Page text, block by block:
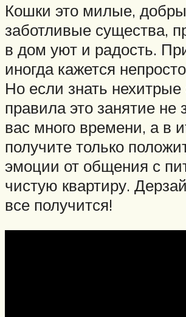
Кошки это милые,
заботливые существа,
в дом уют и радость.
иногда кажется
Но если знать
правила это занятие не
вас много времени, а в
получите только
эмоции от общения с
чистую квартиру.
все получится!